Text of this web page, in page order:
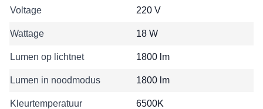
Voltage 220 V
Wattage 18 W
Lumen op lichtnet 1800 lm
Lumen in noodmodus 1800 lm
Kleurtemperatuur 6500K